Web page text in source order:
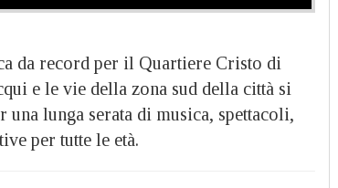
da record per il Quartiere Cristo di
e le vie della zona sud della città si
lunga serata di musica, spettacoli,
per tutte le età.